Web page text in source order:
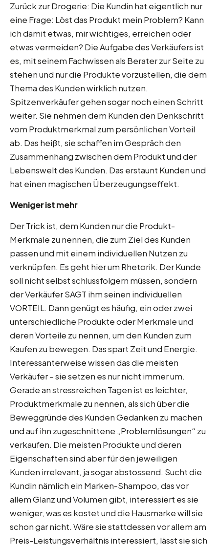
Zurück zur Drogerie: Die Kundin hat eigentlich nur
eine Frage: Löst das Produkt mein Problem? Kann
ich damit etwas, mir wichtiges, erreichen oder
etwas vermeiden? Die Aufgabe des Verkäufers ist
es, mit seinem Fachwissen als Berater zur Seite zu
stehen und nur die Produkte vorzustellen, die dem
Thema des Kunden wirklich nutzen.
Spitzenverkäufer gehen sogar noch einen Schritt
weiter. Sie nehmen dem Kunden den Denkschritt
vom Produktmerkmal zum persönlichen Vorteil
ab. Das heißt, sie schaffen im Gespräch den
Zusammenhang zwischen dem Produkt und der
Lebenswelt des Kunden. Das erstaunt Kunden und
hat einen magischen Überzeugungseffekt.
Weniger ist mehr
Der Trick ist, dem Kunden nur die Produkt-
Merkmale zu nennen, die zum Ziel des Kunden
passen und mit einem individuellen Nutzen zu
verknüpfen. Es geht hier um Rhetorik. Der Kunde
soll nicht selbst schlussfolgern müssen, sondern
der Verkäufer SAGT ihm seinen individuellen
VORTEIL. Dann genügt es häufig, ein oder zwei
unterschiedliche Produkte oder Merkmale und
deren Vorteile zu nennen, um den Kunden zum
Kaufen zu bewegen. Das spart Zeit und Energie.
Interessanterweise wissen das die meisten
Verkäufer – sie setzen es nur nicht immer um.
Gerade an stressreichen Tagen ist es leichter,
Produktmerkmale zu nennen, als sich über die
Beweggründe des Kunden Gedanken zu machen
und auf ihn zugeschnittene „Problemlösungen“ zu
verkaufen. Die meisten Produkte und deren
Eigenschaften sind aber für den jeweiligen
Kunden irrelevant, ja sogar abstossend. Sucht die
Kundin nämlich ein Marken-Shampoo, das vor
allem Glanz und Volumen gibt, interessiert es sie
weniger, was es kostet und die Hausmarke will sie
schon gar nicht. Wäre sie stattdessen vor allem am
Preis-Leistungsverhältnis interessiert, lässt sie sich